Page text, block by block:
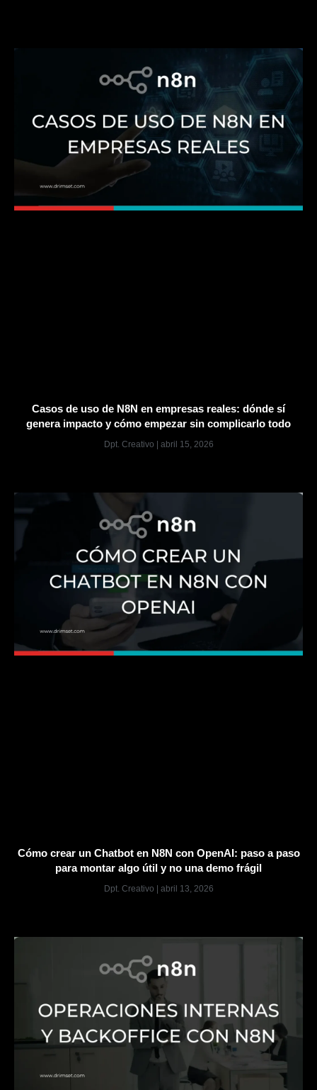
Casos de uso de N8N en empresas reales: dónde sí
genera impacto y cómo empezar sin complicarlo todo
Dpt. Creativo abril 15, 2026
Cómo crear un Chatbot en N8N con OpenAI: paso a paso
para montar algo útil y no una demo frágil
Dpt. Creativo abril 13, 2026